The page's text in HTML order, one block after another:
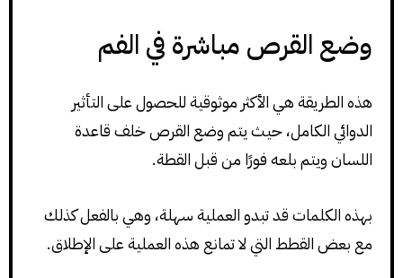
وضع القرص مباشرة في الفم
هذه الطريقة هي الأكثر موثوقية للحصول على التأثير
الدوائي الكامل، حيث يتم وضع القرص خلف قاعدة
اللسان ويتم بلعه فورًا من قبل القطة.
بهذه الكلمات قد تبدو العملية سهلة، وهي بالفعل كذلك
مع بعض القطط التي لا تمانع هذه العملية على الإطلاق.